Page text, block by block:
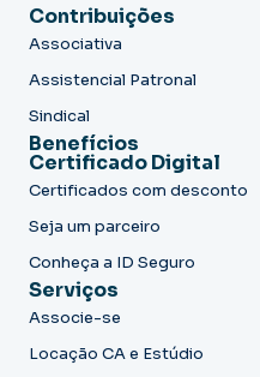
Contribuições
Associativa
Assistencial Patronal
Sindical
Benefícios
Certificado Digital
Certificados com desconto
Seja um parceiro
Conheça a ID Seguro
Serviços
Associe-se
Locação CA e Estúdio